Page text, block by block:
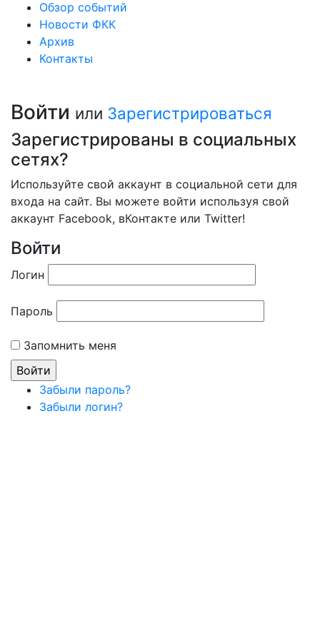
Обзор событий
Новости ФКК
Архив
Контакты
Войти или Зарегистрироваться
Зарегистрированы в социальных
сетях?
Используйте свой аккаунт в социальной сети для
входа на сайт. Вы можете войти используя свой
аккаунт Facebook, вКонтакте или Twitter!
Войти
Логин
Пароль
Запомнить меня
Забыли пароль?
Забыли логин?